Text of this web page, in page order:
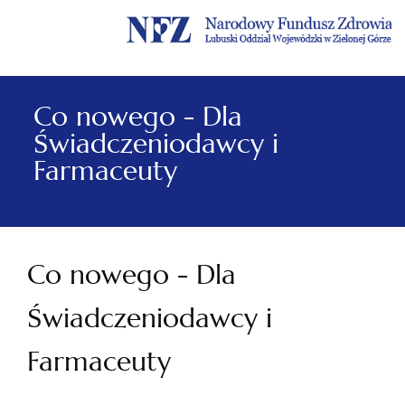
Menu
główne
Menu
lewe
Treść
główna
Szukaj
w
serwisie
Stopka
Co nowego - Dla
Świadczeniodawcy i
Farmaceuty
Co nowego - Dla
Świadczeniodawcy i
Farmaceuty